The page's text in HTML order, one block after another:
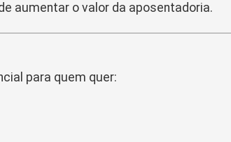
aumentar o valor da aposentadoria.
para quem quer: